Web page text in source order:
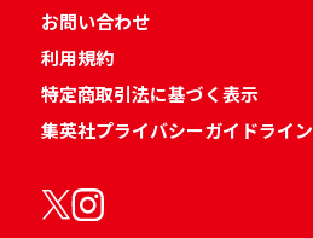
お問い合わせ
利用規約
特定商取引法に基づく表示
集英社プライバシーガイドライン